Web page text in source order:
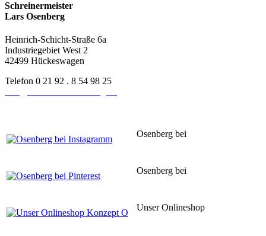
Schreinermeister
Lars Osenberg
Heinrich-Schicht-Straße 6a
Industriegebiet West 2
42499 Hückeswagen
Telefon 0 21 92 . 8 54 98 25
Osenberg bei
Osenberg bei
Unser Onlineshop